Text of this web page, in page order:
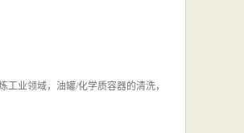
业领域，油罐/化学质容器的清洗，